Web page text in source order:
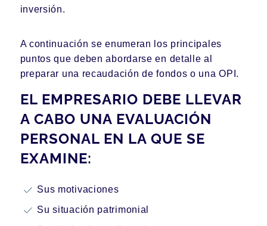
inversión.
A continuación se enumeran los principales
puntos que deben abordarse en detalle al
preparar una recaudación de fondos o una OPI.
EL EMPRESARIO DEBE LLEVAR
A CABO UNA EVALUACIÓN
PERSONAL EN LA QUE SE
EXAMINE:
Sus motivaciones
Su situación patrimonial